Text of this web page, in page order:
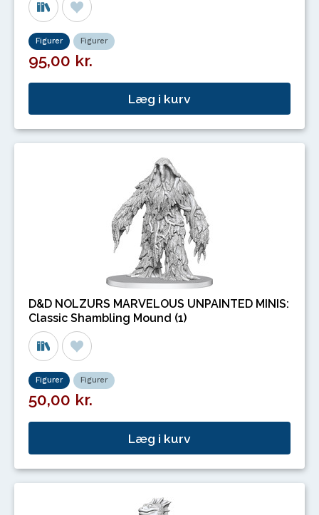
Figurer Figurer
95,00 kr.
Læg i kurv
D&D NOLZURS MARVELOUS UNPAINTED MINIS:
Classic Shambling Mound (1)
Figurer Figurer
50,00 kr.
Læg i kurv